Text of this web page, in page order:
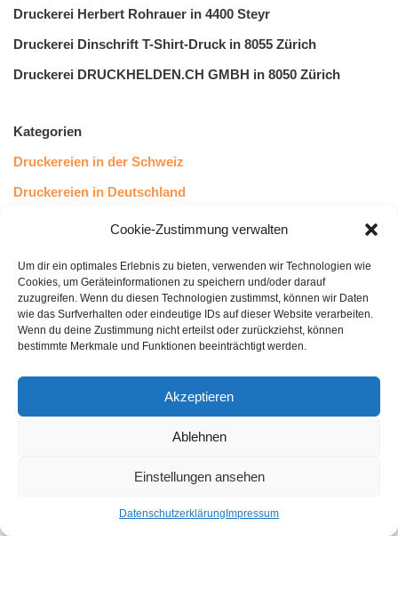
Cookie-Zustimmung verwalten
Um dir ein optimales Erlebnis zu bieten, verwenden wir Technologien wie
Cookies, um Geräteinformationen zu speichern und/oder darauf
zuzugreifen. Wenn du diesen Technologien zustimmst, können wir Daten
wie das Surfverhalten oder eindeutige IDs auf dieser Website verarbeiten.
Wenn du deine Zustimmung nicht erteilst oder zurückziehst, können
bestimmte Merkmale und Funktionen beeinträchtigt werden.
Akzeptieren
Ablehnen
Einstellungen ansehen
Datenschutzerklärung Impressum
Druckerei Herbert Rohrauer in 4400 Steyr
Druckerei Dinschrift T-Shirt-Druck in 8055 Zürich
Druckerei DRUCKHELDEN.CH GMBH in 8050 Zürich
Kategorien
Druckereien in der Schweiz
Druckereien in Deutschland
Druckereien in Österreich
Kundenstimmen
43Leserstimmen